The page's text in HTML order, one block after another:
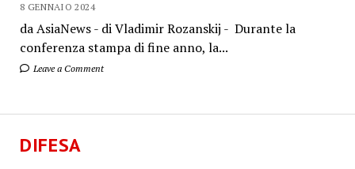
8 GENNAIO 2024
da AsiaNews - di Vladimir Rozanskij - Durante la
conferenza stampa di fine anno, la...
Leave a Comment
DIFESA